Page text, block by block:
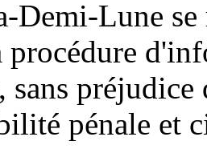
Demi-Lune
sans
pénale et